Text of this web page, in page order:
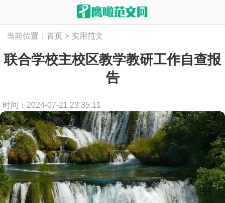
当前位置：首页 > 实用范文
联合学校主校区教学教研工作自查报
告
时间：2024-07-21 23:35:11